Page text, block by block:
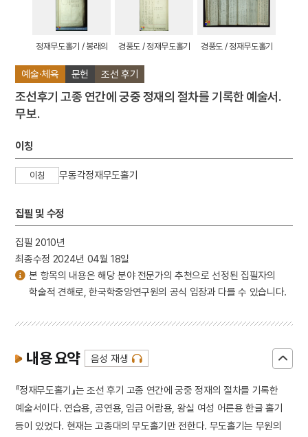
예술·체육 문헌 조선 후기
조선후기 고종 연간에 궁중 정재의 절차를 기록한 예술서.
무보.
이칭
이칭 무동각정재무도홀기
집필 및 수정
집필 2010년
최종수정 2024년 04월 18일
정재무도홀기 / 봉래의 경풍도 / 정재무도홀기 경풍도 / 정재무도홀기
본 항목의 내용은 해당 분야 전문가의 추천으로 선정된 집필자의
학술적 견해로, 한국학중앙연구원의 공식 입장과 다를 수 있습니다.
내용 요약 음성 재생
『정재무도홀기』는 조선 후기 고종 연간에 궁중 정재의 절차를 기록한
예술서이다. 연습용, 공연용, 임금 어람용, 왕실 여성 어른용 한글 홀기
등이 있었다. 현재는 고종대의 무도홀기만 전한다. 무도홀기는 무원의